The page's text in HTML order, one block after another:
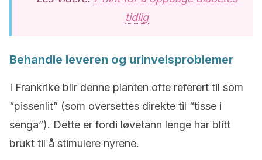
tidlig
Behandle leveren og urinveisproblemer
I Frankrike blir denne planten ofte referert til som
“pissenlit” (som oversettes direkte til “tisse i
senga”). Dette er fordi løvetann lenge har blitt
brukt til å stimulere nyrene.